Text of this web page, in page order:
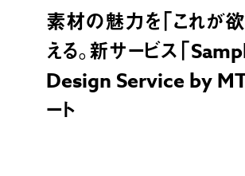
素材の魅力を「これが
える。新サービス「
Design Service by
ート